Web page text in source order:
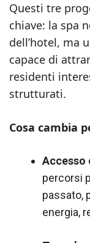
Questi tre
chiave: la spa
dell’hotel, ma
capace di
residenti
strutturati.
Cosa cambia
Accesso
percorsi
passato,
energia,